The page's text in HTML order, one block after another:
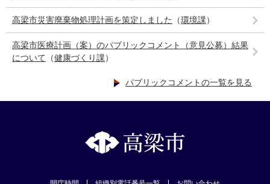
高梁市災害廃棄物処理計画を策定しました （環境課）
高梁市医療計画（案）のパブリックコメント（意見公募）結果
について （健康づくり課）
パブリックコメントの一覧を見る